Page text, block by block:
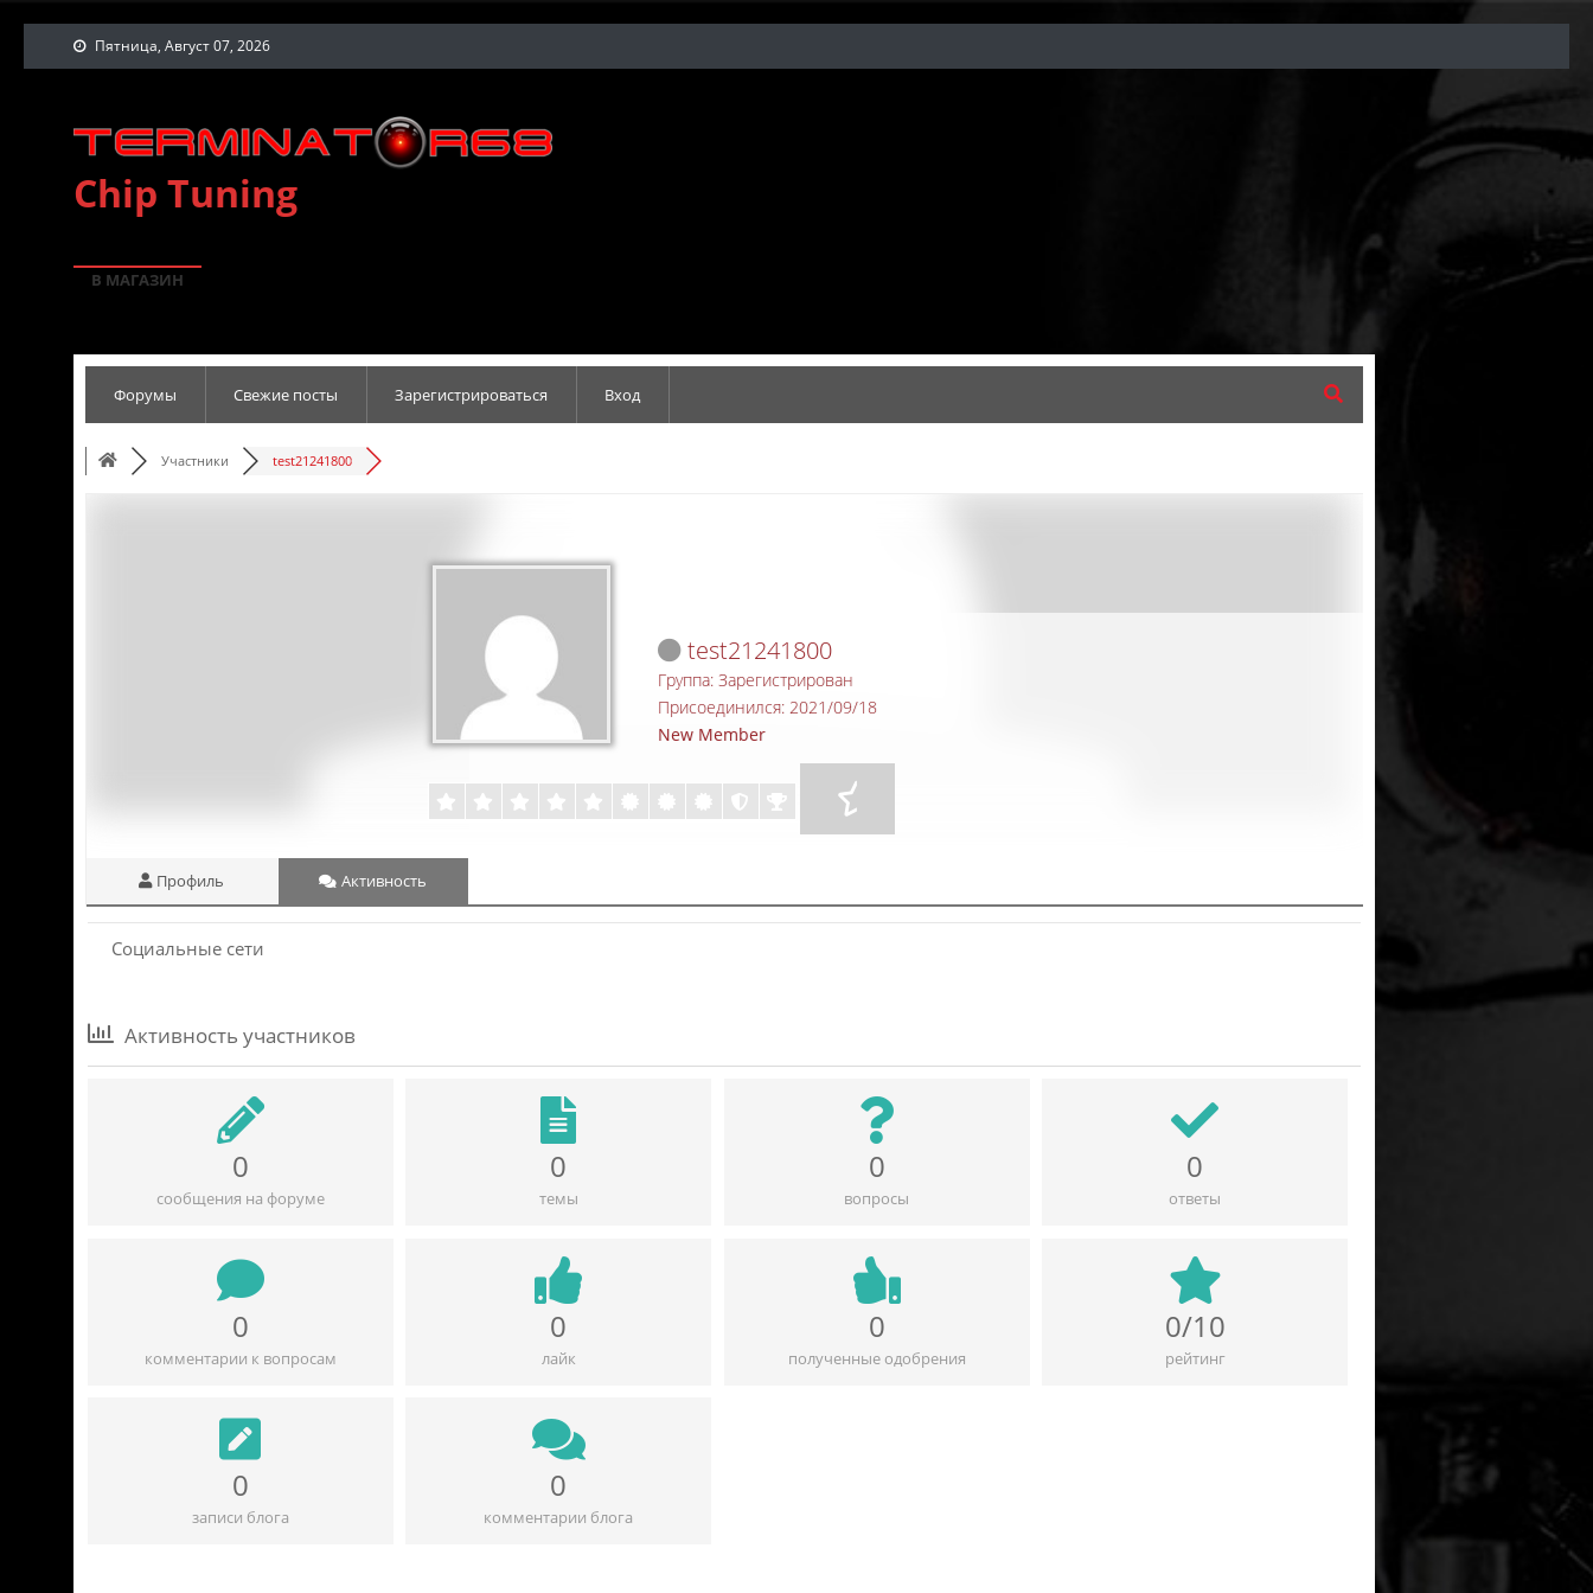
Пятница, Август 07, 2026
Chip Tuning
В МАГАЗИН
Форумы Свежие посты Зарегистрироваться Вход
Участники test21241800
test21241800
Группа: Зарегистрирован
Присоединился: 2021/09/18
New Member
Профиль Активность
Социальные сети
Активность участников
0
сообщения на форуме
0
темы
0
вопросы
0
ответы
0
комментарии к вопросам
0
лайк
0
полученные одобрения
0/10
рейтинг
0
записи блога
0
комментарии блога